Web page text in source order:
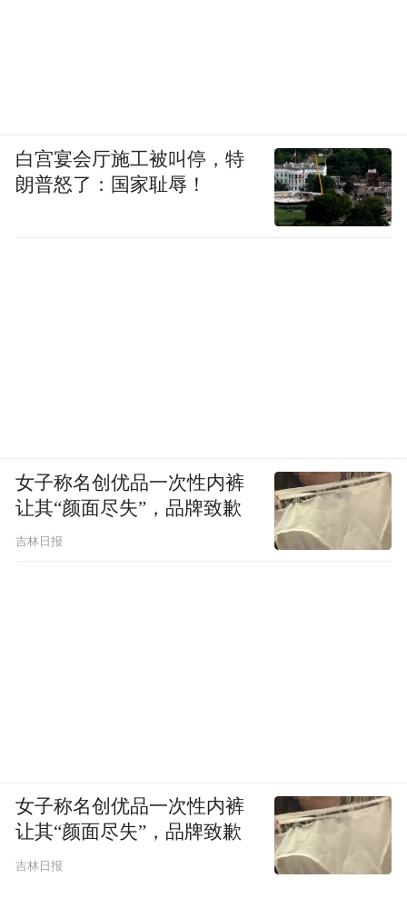
白宫宴会厅施工被叫停，特
朗普怒了：国家耻辱！
女子称名创优品一次性内裤
让其“颜面尽失”，品牌致歉
吉林日报
女子称名创优品一次性内裤
让其“颜面尽失”，品牌致歉
吉林日报